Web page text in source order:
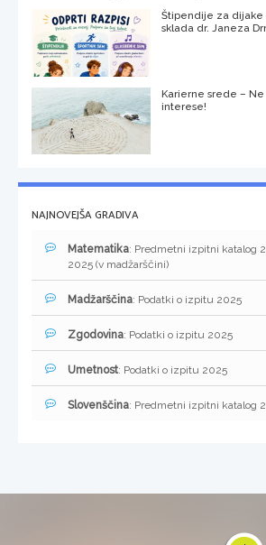
Štipendije za
sklada dr. Janeza
Karierne srede –
interese!
NAJNOVEJŠA GRADIVA
Matematika: Predmetni izpitni katalog
2025 (v madžarščini)
Madžarščina: Podatki o izpitu 2025
Zgodovina: Podatki o izpitu 2025
Umetnost: Podatki o izpitu 2025
Slovenščina: Predmetni izpitni katalog